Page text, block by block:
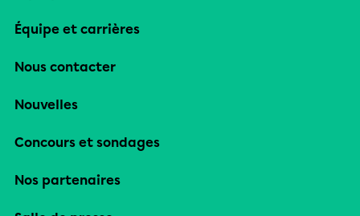
Équipe et carrières
Nous contacter
Nouvelles
Concours et sondages
Nos partenaires